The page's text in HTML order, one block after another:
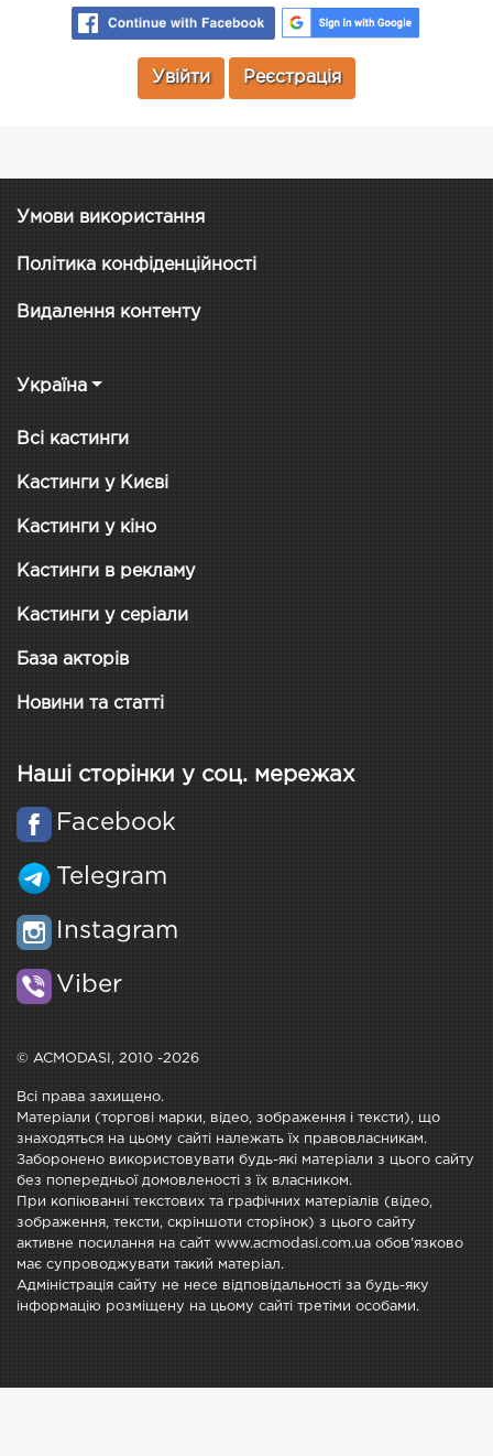
Увійти Реєстрація
Умови використання
Політика конфіденційності
Видалення контенту
Україна
Всі кастинги
Кастинги у Києві
Кастинги у кіно
Кастинги в рекламу
Кастинги у серіали
База акторів
Новини та статті
Наші сторінки у соц. мережах
Facebook
Telegram
Instagram
Viber
© ACMODASI, 2010 -2026
Всі права захищено.
Матеріали (торгові марки, відео, зображення і тексти), що
знаходяться на цьому сайті належать їх правовласникам.
Заборонено використовувати будь-які матеріали з цього сайту
без попередньої домовленості з їх власником.
При копіюванні текстових та графічних матеріалів (відео,
зображення, тексти, скріншоти сторінок) з цього сайту
активне посилання на сайт www.acmodasi.com.ua обов'язково
має супроводжувати такий матеріал.
Адміністрація сайту не несе відповідальності за будь-яку
інформацію розміщену на цьому сайті третіми особами.